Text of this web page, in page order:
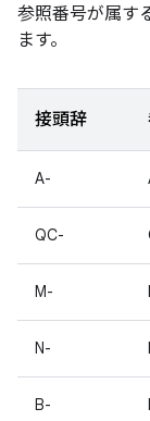
参照番号が属す
ます。
接頭辞
A-
QC-
M-
N-
B-